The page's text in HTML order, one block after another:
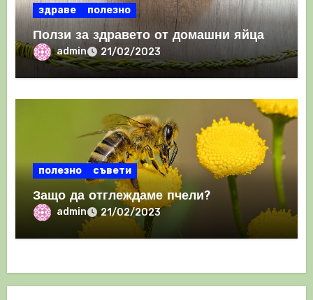
здраве полезно
Ползи за здравето от домашни яйца
admin 21/02/2023
полезно съвети
Защо да отглеждаме пчели?
admin 21/02/2023